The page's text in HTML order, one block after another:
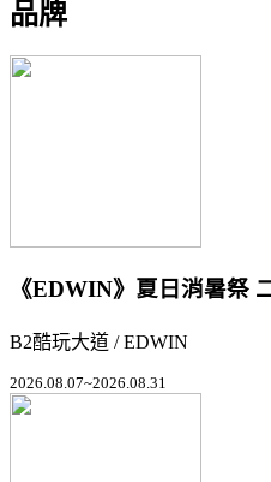
品牌
《EDWIN》夏日消暑祭
B2酷玩大道 / EDWIN
2026.08.07~2026.08.31